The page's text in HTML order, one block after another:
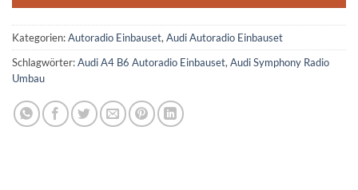
Kategorien:Autoradio Einbauset, Audi Autoradio Einbauset
Schlagwörter:Audi A4 B6 Autoradio Einbauset, Audi Symphony Radio
Umbau